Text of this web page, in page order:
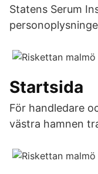
Statens Serum
Startsida
För handledare
västra hamnen